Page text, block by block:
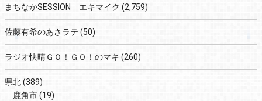
まちなかSESSION エキマイク (2,759)
佐藤有希のあさラテ (50)
ラジオ快晴ＧＯ！ＧＯ！のマキ (260)
県北(389)
鹿角市(19)